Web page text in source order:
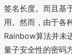
签名长度。而且基
用。然而，由于各
Rainbow算法并未
量子安全性的密码